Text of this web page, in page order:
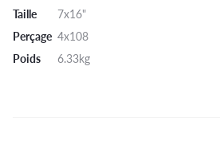
Taille
7x16"
Perçage 4x108
Poids
6.33kg